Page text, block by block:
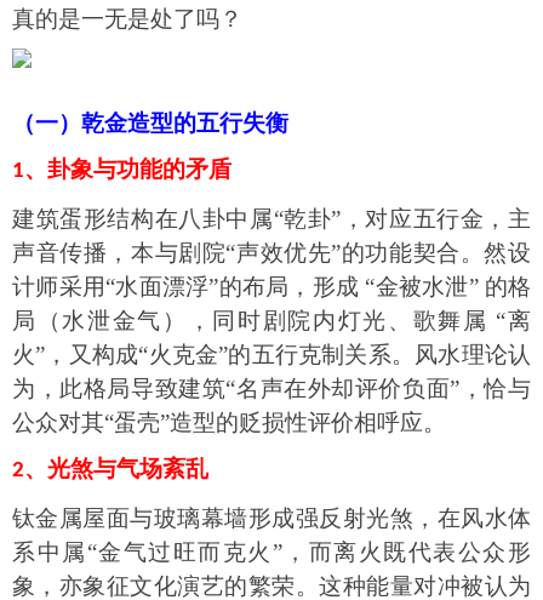
真的是一无是处了吗？
（一）乾金造型的五行失衡
1、卦象与功能的矛盾
建筑蛋形结构在八卦中属“乾卦”，对应五行金，主
声音传播，本与剧院“声效优先”的功能契合。然设
计师采用“水面漂浮”的布局，形成 “金被水泄” 的格
局（水泄金气），同时剧院内灯光、歌舞属 “离
火”，又构成“火克金”的五行克制关系。风水理论认
为，此格局导致建筑“名声在外却评价负面”，恰与
公众对其“蛋壳”造型的贬损性评价相呼应。
2、光煞与气场紊乱
钛金属屋面与玻璃幕墙形成强反射光煞，在风水体
系中属“金气过旺而克火”，而离火既代表公众形
象，亦象征文化演艺的繁荣。这种能量对冲被认为